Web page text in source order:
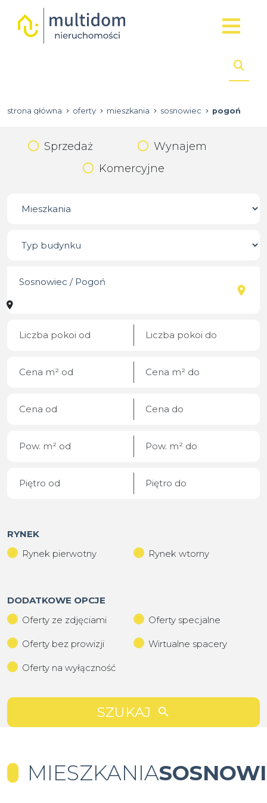
strona główna oferty mieszkania sosnowiec pogoń
Sprzedaż
Wynajem
Komercyjne
RYNEK
Rynek pierwotny
Rynek wtorny
DODATKOWE OPCJE
Oferty ze zdjęciami
Oferty specjalne
Oferty bez prowizji Wirtualne spacery
Oferty na wyłączność
SZUKAJ
MIESZKANIA